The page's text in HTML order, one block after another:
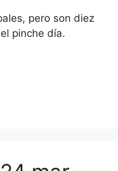
pero son diez
pinche día.